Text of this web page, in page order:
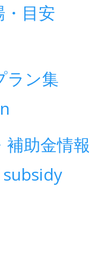
目安
ラン集
助金情報